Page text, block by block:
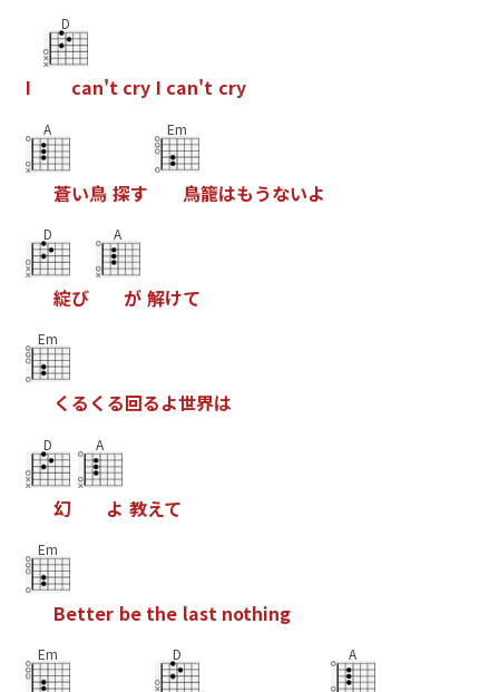
I
D
can't cry I can't cry
A
蒼い鳥 探す
Em
鳥籠はもうないよ
D
綻び
A
が 解けて
Em
く る く る回るよ世界は
D
幻
A
よ 教えて
Em
Better be the last nothing
Em D A